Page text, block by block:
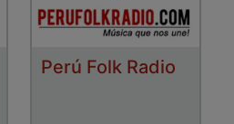
Perú Folk Radio